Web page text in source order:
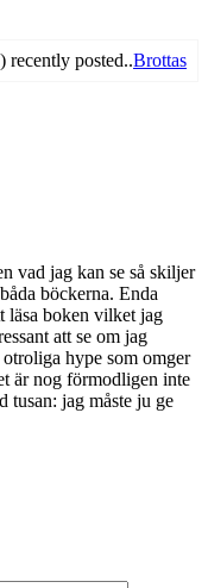
recently posted..Brottas
vad jag kan se så skiljer
böckerna. Enda
läsa boken vilket jag
att se om jag
hype som omger
är nog förmodligen inte
tusan: jag måste ju ge